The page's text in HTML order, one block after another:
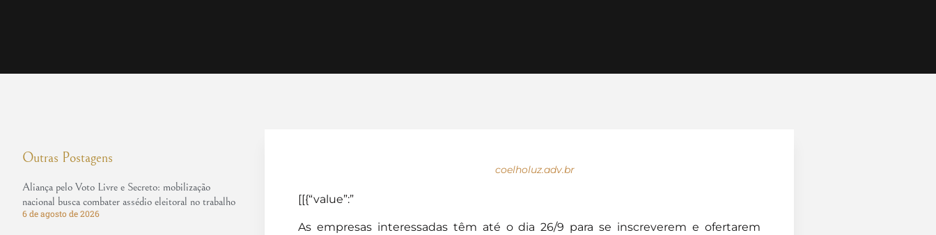
Outras Postagens
Aliança pelo Voto Livre e Secreto: mobilização
nacional busca combater assédio eleitoral no trabalho
6 de agosto de 2026
coelholuz.adv.br
[[{“value”:”
As empresas interessadas têm até o dia 26/9 para se inscreverem e ofertarem